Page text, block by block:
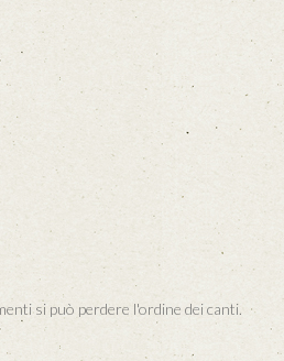
si può perdere l'ordine dei canti.